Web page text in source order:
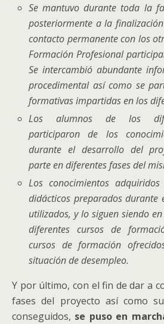
Se mantuvo durante toda la
posteriormente a la
contacto permanente con los
Formación Profesional
Se intercambió abundante
procedimental así como se
formativas impartidas en los
Los alumnos de los
participaron de los
durante el desarrollo del
parte en diferentes fases del
Los conocimientos
didácticos preparados durante
utilizados, y lo siguen siendo
diferentes cursos de
cursos de formación
situación de desempleo.
Y por último, con el fin de dar a
fases del proyecto así como
conseguidos, se puso en